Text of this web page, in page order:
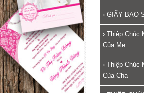
› GIẤY BAO
› Thiệp Chúc
Của Mẹ
› Thiệp Chúc
Của Cha